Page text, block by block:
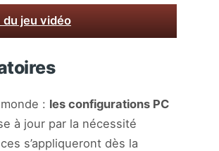
du jeu vidéo
: les configurations PC
à jour par la nécessité
s’appliqueront dès la